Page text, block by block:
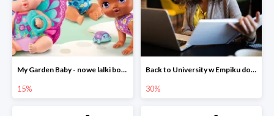
My Garden Baby - nowe lalki bobaski w Empiku do -15%
15%
Back to University w Empiku do -30%
30%